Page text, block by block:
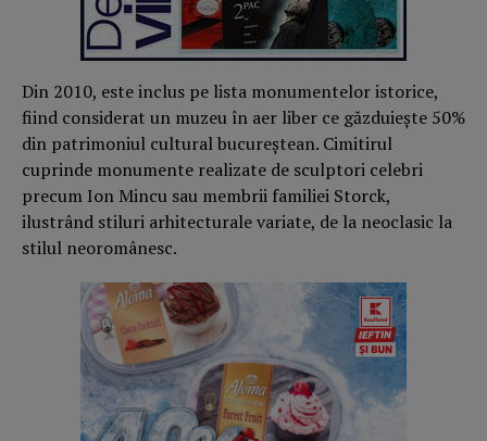
Din 2010, este inclus pe lista monumentelor istorice,
fiind considerat un muzeu în aer liber ce găzduieşte 50%
din patrimoniul cultural bucureştean. Cimitirul
cuprinde monumente realizate de sculptori celebri
precum Ion Mincu sau membrii familiei Storck,
ilustrând stiluri arhitecturale variate, de la neoclasic la
stilul neoromânesc.